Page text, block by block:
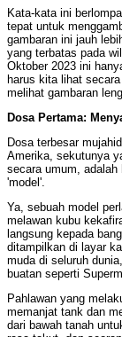
Kata-kata ini
tepat untuk
gambaran ini jauh
yang terbatas pada
Oktober 2023 ini
harus kita lihat
melihat gambaran
Dosa Pertama:
Dosa terbesar
Amerika, sekutunya
secara umum, adalah
'model'.
Ya, sebuah model
melawan kubu
langsung kepada
ditampilkan di layar
muda di seluruh
buatan seperti
Pahlawan yang
memanjat tank dan
dari bawah tanah